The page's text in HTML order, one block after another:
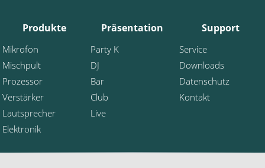
Produkte
Mikrofon
Mischpult
Prozessor
Verstärker
Lautsprecher
Elektronik
Präsentation
Party K
DJ
Bar
Club
Live
Support
Service
Downloads
Datenschutz
Kontakt